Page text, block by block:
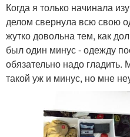
Когда я только начинала
делом свернула всю свою
жутко довольна тем, как
был один минус - одежду
обязательно надо гладить.
такой уж и минус, но мне